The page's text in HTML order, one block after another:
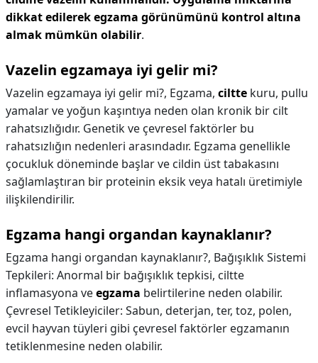
dikkat edilerek egzama görünümünü kontrol altına
almak mümkün olabilir.
Vazelin egzamaya iyi gelir mi?
Vazelin egzamaya iyi gelir mi?, Egzama, ciltte kuru, pullu
yamalar ve yoğun kaşıntıya neden olan kronik bir cilt
rahatsızlığıdır. Genetik ve çevresel faktörler bu
rahatsızlığın nedenleri arasındadır. Egzama genellikle
çocukluk döneminde başlar ve cildin üst tabakasını
sağlamlaştıran bir proteinin eksik veya hatalı üretimiyle
ilişkilendirilir.
Egzama hangi organdan kaynaklanır?
Egzama hangi organdan kaynaklanır?, Bağışıklık Sistemi
Tepkileri: Anormal bir bağışıklık tepkisi, ciltte
inflamasyona veegzama belirtilerine neden olabilir.
Çevresel Tetikleyiciler: Sabun, deterjan, ter, toz, polen,
evcil hayvan tüyleri gibi çevresel faktörler egzamanın
tetiklenmesine neden olabilir.